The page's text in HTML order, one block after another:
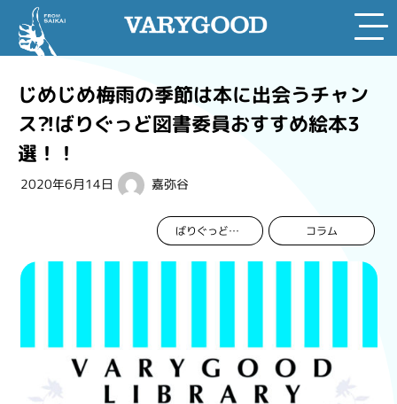
contentじめじめ梅雨の季節は本に出会うチャン
ス?!ばりぐっど図書委員おすすめ絵本3
選！！
2020年6月14日 嘉弥谷
ばりぐっど図書委員 コラム